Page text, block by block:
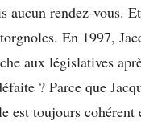
aucun rendez-vous.
En 1997,
aux législatives
? Parce que
est toujours cohérent